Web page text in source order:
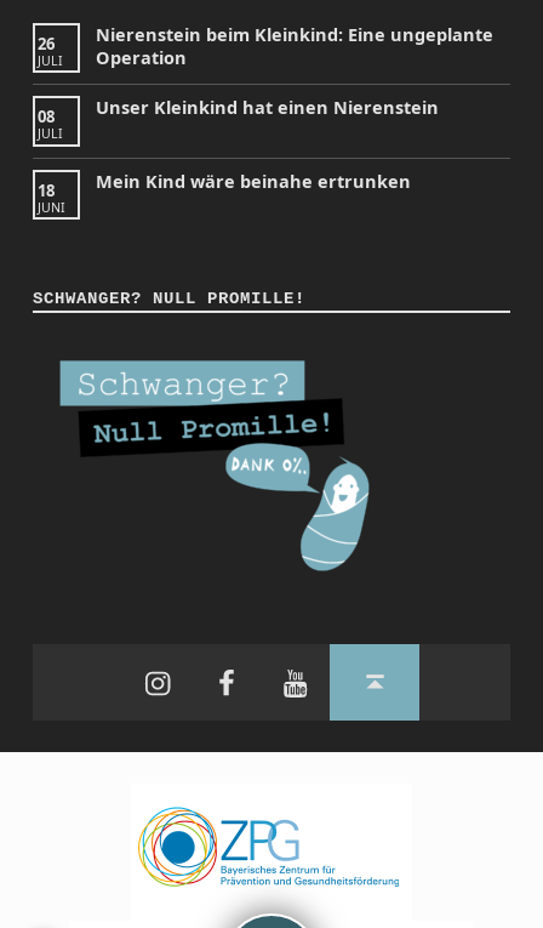
26
JULI
Nierenstein beim Kleinkind: Eine ungeplante
Operation
08
JULI
Unser Kleinkind hat einen Nierenstein
18
JUNI
Mein Kind wäre beinahe ertrunken
SCHWANGER? NULL PROMILLE!
FacebookYouTubeBack to top ↑